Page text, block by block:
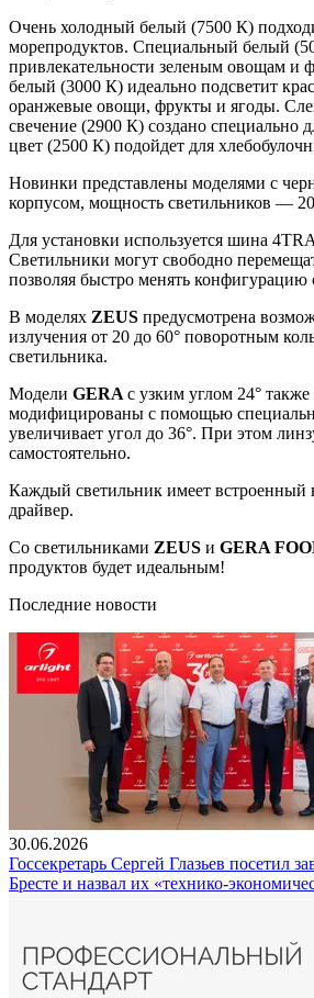
Очень холодный белый (7500 К)
морепродуктов. Специальный белый
привлекательности зеленым овощам и
белый (3000 К) идеально подсветит
оранжевые овощи, фрукты и ягоды.
свечение (2900 К) создано специально
цвет (2500 К) подойдет для
Новинки представлены моделями с
корпусом, мощность светильников —
Для установки используется шина
Светильники могут свободно
позволяя быстро менять конфигурацию
В моделях ZEUS предусмотрена
излучения от 20 до 60° поворотным
светильника.
Модели GERA с узким углом 24°
модифицированы с помощью
увеличивает угол до 36°. При этом
самостоятельно.
Каждый светильник имеет встроенный
драйвер.
Со светильниками ZEUS и GERA
продуктов будет идеальным!
Последние новости
30.06.2026
Госсекретарь Сергей Глазьев посетил
Бресте и назвал их «технико-